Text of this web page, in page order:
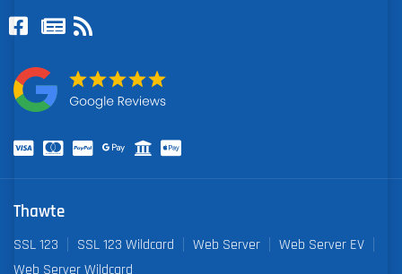
Thawte
SSL 123 SSL 123 Wildcard Web Server
Web Server EV
Web Server Wildcard